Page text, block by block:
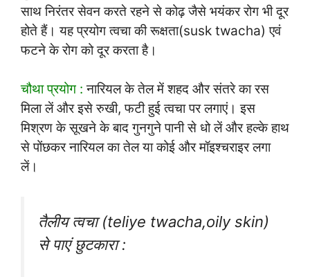
साथ निरंतर सेवन करते रहने से कोढ़ जैसे भयंकर रोग भी दूर
होते हैं। यह प्रयोग त्वचा की रूक्षता(susk twacha) एवं
फटने के रोग को दूर करता है।
चौथा प्रयोग : नारियल के तेल में शहद और संतरे का रस
मिला लें और इसे रुखी, फटी हुई त्वचा पर लगाएं। इस
मिश्रण के सूखने के बाद गुनगुने पानी से धो लें और हल्के हाथ
से पोंछकर नारियल का तेल या कोई और मॉइश्चराइर लगा
लें।
तैलीय त्वचा (teliye twacha,oily skin)
से पाएं छुटकारा :